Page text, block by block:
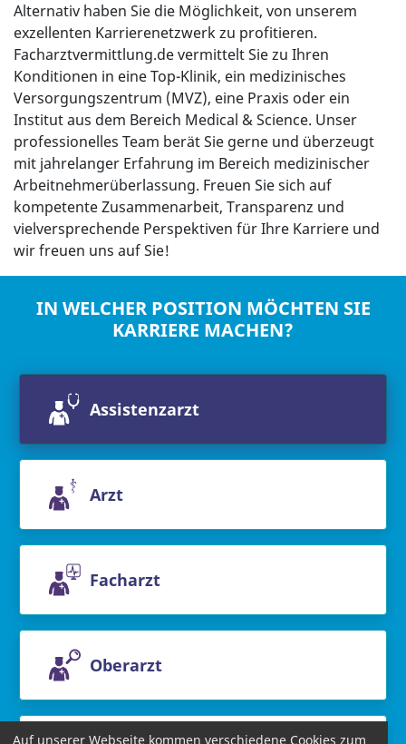
Alternativ haben Sie die Möglichkeit, von unserem
exzellenten Karrierenetzwerk zu profitieren.
Facharztvermittlung.de vermittelt Sie zu Ihren
Konditionen in eine Top-Klinik, ein medizinisches
Versorgungszentrum (MVZ), eine Praxis oder ein
Institut aus dem Bereich Medical & Science. Unser
professionelles Team berät Sie gerne und überzeugt
mit jahrelanger Erfahrung im Bereich medizinischer
Arbeitnehmerüberlassung. Freuen Sie sich auf
kompetente Zusammenarbeit, Transparenz und
vielversprechende Perspektiven für Ihre Karriere und
wir freuen uns auf Sie!
IN WELCHER POSITION MÖCHTEN SIE
KARRIERE MACHEN?
Assistenzarzt
Arzt
Facharzt
Oberarzt
Auf unserer Webseite kommen verschiedene Cookies zum